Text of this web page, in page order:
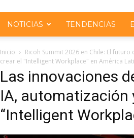
NOTICIAS TENDENCIAS
Inicio Ricoh Summit 2026 en Chile: El
crear el "Intelligent Workplace" en América
Las innovaciones
IA, automatización
“Intelligent